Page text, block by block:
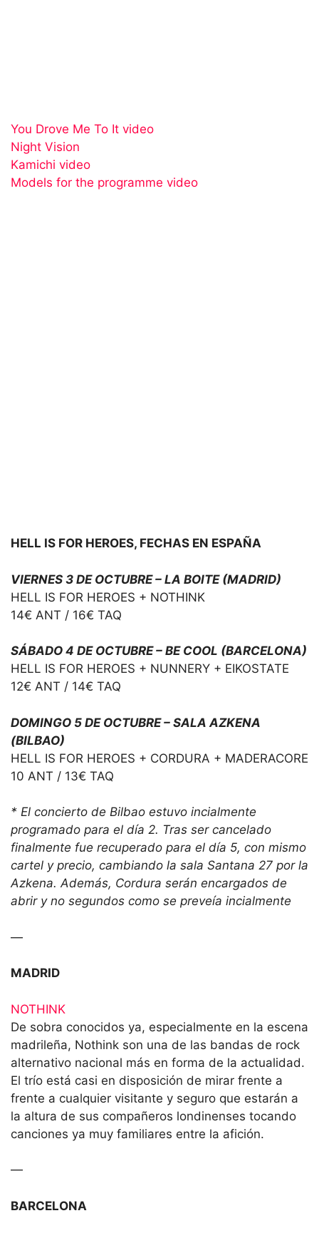
You Drove Me To It video
Night Vision
Kamichi video
Models for the programme video
HELL IS FOR HEROES, FECHAS EN ESPAÑA
VIERNES 3 DE OCTUBRE – LA BOITE (MADRID)
HELL IS FOR HEROES + NOTHINK
14€ ANT / 16€ TAQ
SÁBADO 4 DE OCTUBRE – BE COOL (BARCELONA)
HELL IS FOR HEROES + NUNNERY + EIKOSTATE
12€ ANT / 14€ TAQ
DOMINGO 5 DE OCTUBRE – SALA AZKENA
(BILBAO)
HELL IS FOR HEROES + CORDURA + MADERACORE
10 ANT / 13€ TAQ
* El concierto de Bilbao estuvo incialmente
programado para el día 2. Tras ser cancelado
finalmente fue recuperado para el día 5, con mismo
cartel y precio, cambiando la sala Santana 27 por la
Azkena. Además, Cordura serán encargados de
abrir y no segundos como se preveía incialmente
—
MADRID
NOTHINK
De sobra conocidos ya, especialmente en la escena
madrileña, Nothink son una de las bandas de rock
alternativo nacional más en forma de la actualidad.
El trío está casi en disposición de mirar frente a
frente a cualquier visitante y seguro que estarán a
la altura de sus compañeros londinenses tocando
canciones ya muy familiares entre la afición.
—
BARCELONA